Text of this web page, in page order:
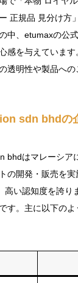
正規品 見分け方
中、etumaxの公
感を与えていま
透明性や製品への
sdn bhdの
bhdはマレーシア
の開発・販売を
高い認知度を誇り
す。主に以下の